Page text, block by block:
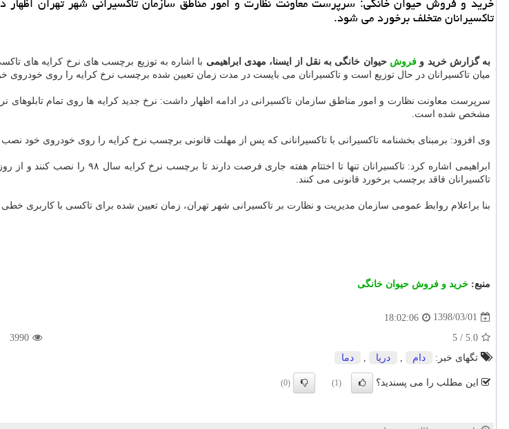
تاكسیرانان متخلف برخورد می شود.
به گزارش خرید وفروش حیوان خانگی به نقل از ایسنا، مهدی ابراهیمی
میان تاكسیرانان در حال توزیع است و تاكسیرانان می بایست در مدت زمان تعیین شده برچسب نرخ كرایه را روی خودروی
سرپرست معاونت نظارت و امور مناطق سازمان تاكسیرانی در ادامه اظهار داشت: نرخ جدید كرایه ها روی تمام
مشخص شده است.
وی افزود: برمبنای بخشنامه تاكسیرانی با تاكسیرانانی كه پس از مهلت قانونی برچسب نرخ كرایه را روی خودروی خود
تاكسیرانان فاقد برچسب برخورد قانونی می كنند.
بنا براعلام روابط عمومی سازمان مدیریت و نظارت بر تاكسیرانی شهر تهران، زمان تعیین شده برای تاكسی با كاربری
منبع: خرید و فروش حیوان خانگی
1398/03/01
18:02:06
5.0
/
5
3990
تگهای خبر:
دام دریا دما
این مطلب را می پسندید؟ (1)
(0)